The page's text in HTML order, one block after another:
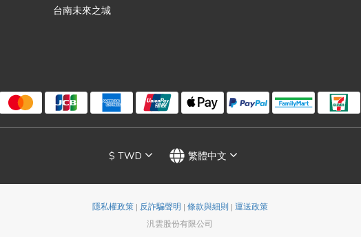
台南未來之城
$ TWD 繁體中文
隱私權政策| 反詐騙聲明 | 條款與細則 | 運送政策
汎雲股份有限公司